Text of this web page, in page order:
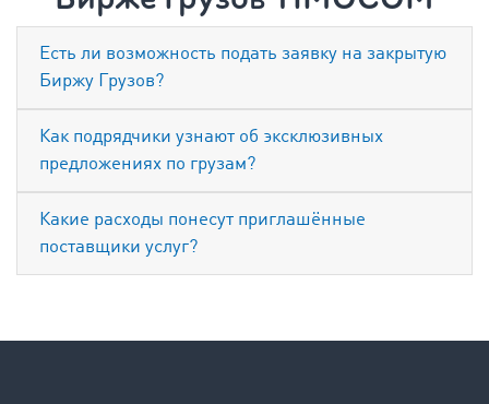
Есть ли возможность подать заявку на закрытую
Биржу Грузов?
Как подрядчики узнают об эксклюзивных
предложениях по грузам?
Какие расходы понесут приглашённые
поставщики услуг?